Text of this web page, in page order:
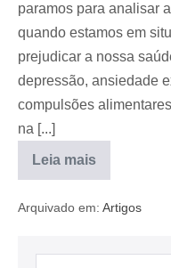
paramos para analisar
quando estamos em
prejudicar a nossa
depressão, ansiedade
compulsões
na [...]
Leia mais
Arquivado em: Artigos